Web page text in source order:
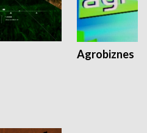
Agrobiznes